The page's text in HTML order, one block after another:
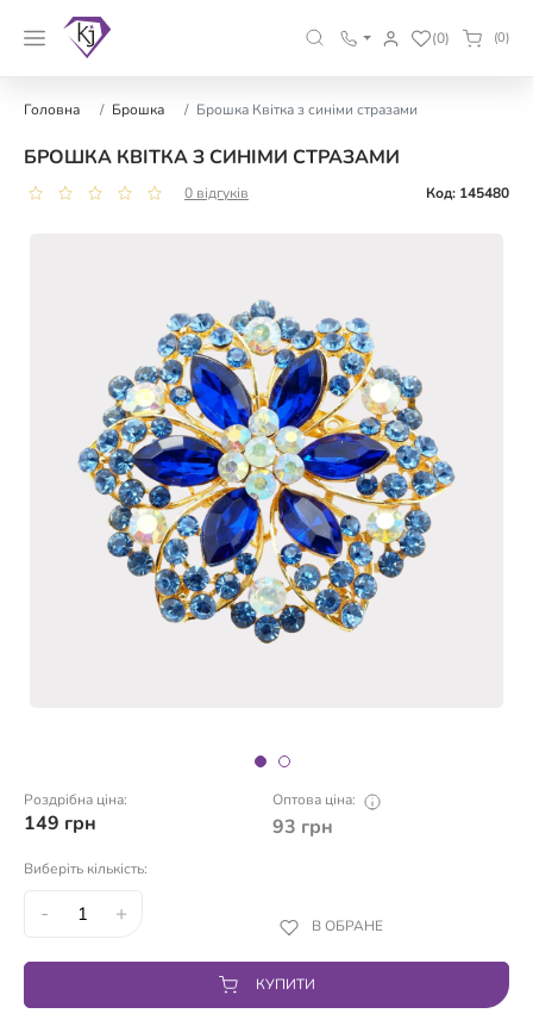
(0) (0)
Головна Брошка Брошка Квітка з синіми стразами
БРОШКА КВІТКА З СИНІМИ СТРАЗАМИ
0 відгуків Код: 145480
Роздрібна ціна:
149 грн
Оптова ціна:
93 грн
Виберіть кількість:
- + В ОБРАНЕ
КУПИТИ